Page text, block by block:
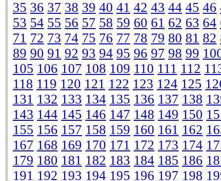
35 36 37 38 39 40 41 42 43 44 45 46
53 54 55 56 57 58 59 60 61 62 63 64
71 72 73 74 75 76 77 78 79 80 81 82
89 90 91 92 93 94 95 96 97 98 99
105 106 107 108 109 110 111 112
118 119 120 121 122 123 124 125
131 132 133 134 135 136 137 138
143 144 145 146 147 148 149 150
155 156 157 158 159 160 161 162
167 168 169 170 171 172 173 174
179 180 181 182 183 184 185 186
191 192 193 194 195 196 197 198